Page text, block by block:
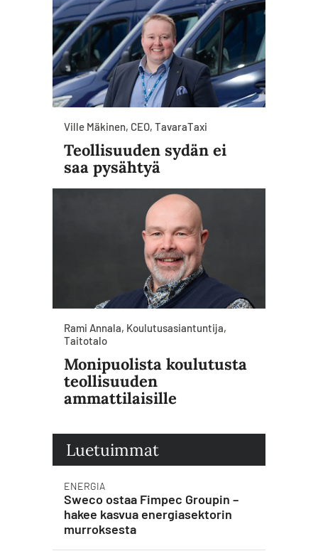
Ville Mäkinen, CEO, TavaraTaxi
Teollisuuden sydän ei
saa pysähtyä
Rami Annala, Koulutusasiantuntija,
Taitotalo
Monipuolista koulutusta
teollisuuden
ammattilaisille
Luetuimmat
ENERGIA
Sweco ostaa Fimpec Groupin –
hakee kasvua energiasektorin
murroksesta